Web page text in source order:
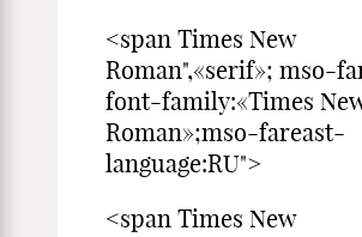
<span Times New
Roman",«serif»; mso-
font-family:«Times
Roman»;mso-fareast-
language:RU">
<span Times New